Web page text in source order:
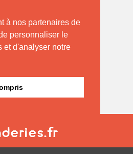
à nos partenaires de
personnaliser le
et d'analyser notre